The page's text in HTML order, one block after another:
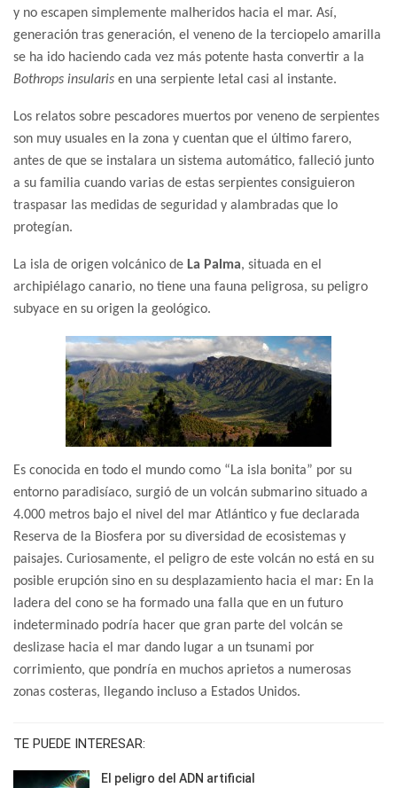
y no escapen simplemente malheridos hacia el mar. Así,
generación tras generación, el veneno de la terciopelo amarilla
se ha ido haciendo cada vez más potente hasta convertir a la
Bothrops insularis en una serpiente letal casi al instante.
Los relatos sobre pescadores muertos por veneno de serpientes
son muy usuales en la zona y cuentan que el último farero,
antes de que se instalara un sistema automático, falleció junto
a su familia cuando varias de estas serpientes consiguieron
traspasar las medidas de seguridad y alambradas que lo
protegían.
La isla de origen volcánico de La Palma, situada en el
archipiélago canario, no tiene una fauna peligrosa, su peligro
subyace en su origen la geológico.
Es conocida en todo el mundo como “La isla bonita” por su
entorno paradisíaco, surgió de un volcán submarino situado a
4.000 metros bajo el nivel del mar Atlántico y fue declarada
Reserva de la Biosfera por su diversidad de ecosistemas y
paisajes. Curiosamente, el peligro de este volcán no está en su
posible erupción sino en su desplazamiento hacia el mar: En la
ladera del cono se ha formado una falla que en un futuro
indeterminado podría hacer que gran parte del volcán se
deslizase hacia el mar dando lugar a un tsunami por
corrimiento, que pondría en muchos aprietos a numerosas
zonas costeras, llegando incluso a Estados Unidos.
TE PUEDE INTERESAR:
El peligro del ADN artificial